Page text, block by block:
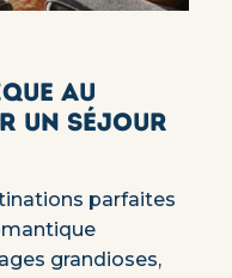
au
un séjour
parfaites
grandioses,